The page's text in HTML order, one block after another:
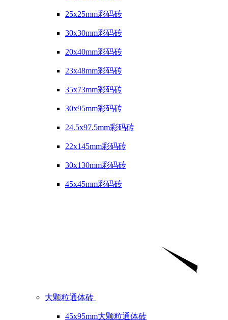
25x25mm彩码砖
30x30mm彩码砖
20x40mm彩码砖
23x48mm彩码砖
35x73mm彩码砖
30x95mm彩码砖
24.5x97.5mm彩码砖
22x145mm彩码砖
30x130mm彩码砖
45x45mm彩码砖
大颗粒通体砖
45x95mm大颗粒通体砖